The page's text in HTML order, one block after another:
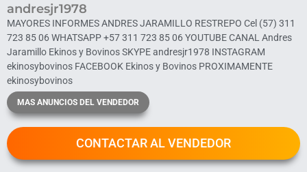
andresjr1978
MAYORES INFORMES ANDRES JARAMILLO RESTREPO Cel ‪(57) 311
723 85 06‬ WHATSAPP ‪+57 311 723 85 06‬ YOUTUBE CANAL Andres
Jaramillo Ekinos y Bovinos SKYPE andresjr1978 INSTAGRAM
ekinosybovinos FACEBOOK Ekinos y Bovinos PROXIMAMENTE
ekinosybovinos
MAS ANUNCIOS DEL VENDEDOR
CONTACTAR AL VENDEDOR